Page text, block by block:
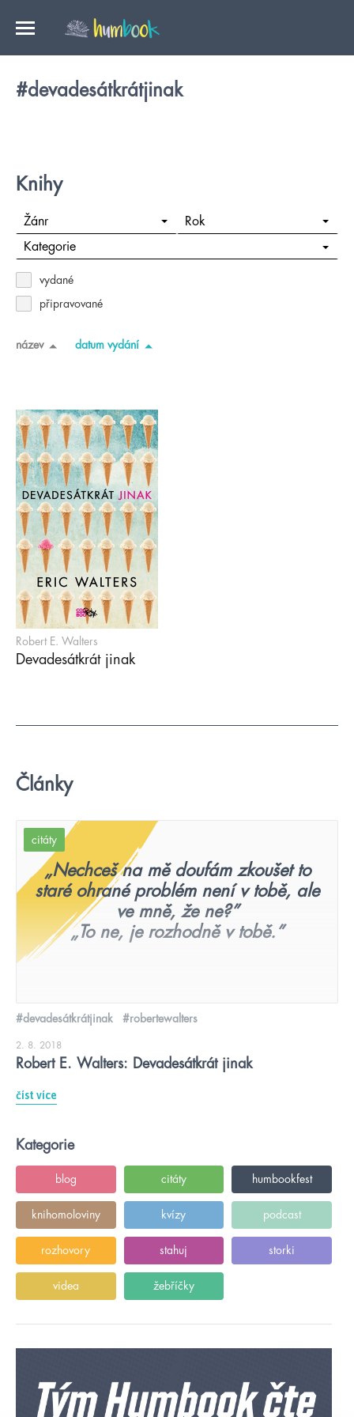
#devadesátkrátjinak
Knihy
Žánr Rok
Kategorie
vydané
připravované
název datum vydání
Robert E. Walters
Devadesátkrát jinak
Články
citáty
„Nechceš na mě doufám zkoušet to
staré ohrané problém není v tobě, ale
ve mně, že ne?”
„To ne, je rozhodně v tobě.”
#devadesátkrátjinak #robertewalters
2. 8. 2018
Robert E. Walters: Devadesátkrát jinak
číst více
Kategorie
blog citáty humbookfest
knihomoloviny kvízy podcast
rozhovory stahuj storki
videa žebříčky